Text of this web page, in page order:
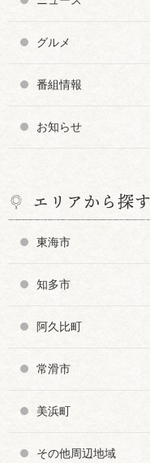
グルメ
番組情報
お知らせ
エリアから探す
東海市
知多市
阿久比町
常滑市
美浜町
その他周辺地域